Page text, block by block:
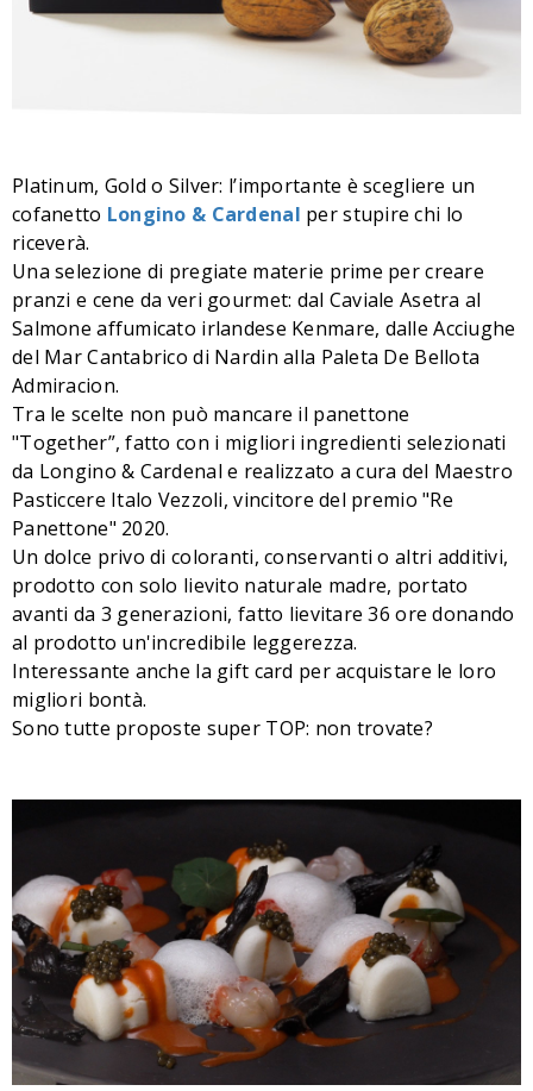
Platinum, Gold o Silver: l’importante è scegliere un
cofanetto Longino & Cardenal per stupire chi lo
riceverà.
Una selezione di pregiate materie prime per creare
pranzi e cene da veri gourmet: dal Caviale Asetra al
Salmone affumicato irlandese Kenmare, dalle Acciughe
del Mar Cantabrico di Nardin alla Paleta De Bellota
Admiracion.
Tra le scelte non può mancare il panettone
"Together”, fatto con i migliori ingredienti selezionati
da Longino & Cardenal e realizzato a cura del Maestro
Pasticcere Italo Vezzoli, vincitore del premio "Re
Panettone" 2020.
Un dolce privo di coloranti, conservanti o altri additivi,
prodotto con solo lievito naturale madre, portato
avanti da 3 generazioni, fatto lievitare 36 ore donando
al prodotto un'incredibile leggerezza.
Interessante anche la gift card per acquistare le loro
migliori bontà.
Sono tutte proposte super TOP: non trovate?